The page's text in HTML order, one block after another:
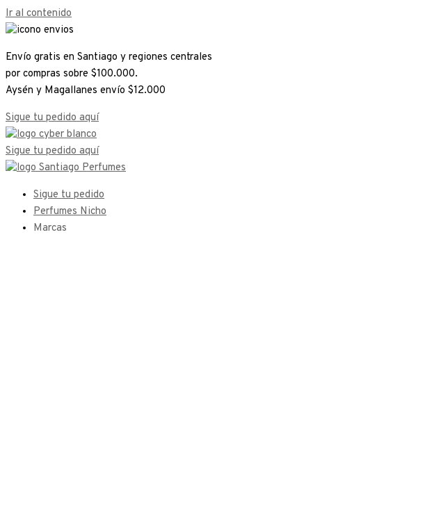
Ir al contenido
Envío gratis en Santiago y regiones centrales
por compras sobre $100.000.
Aysén y Magallanes envío $12.000
Sigue tu pedido aquí
Sigue tu pedido aquí
Sigue tu pedido
Perfumes Nicho
Marcas